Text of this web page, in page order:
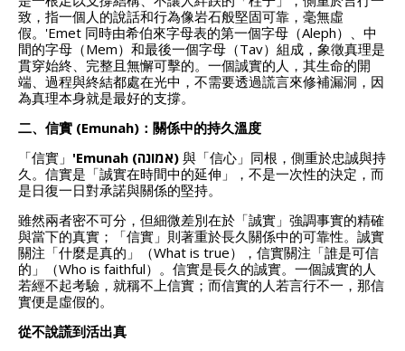
致，指一個人的說話和行為像岩石般堅固可靠，毫無虛
假。'Emet 同時由希伯來字母表的第一個字母（Aleph）、中
間的字母（Mem）和最後一個字母（Tav）組成，象徵真理是
貫穿始終、完整且無懈可擊的。一個誠實的人，其生命的開
端、過程與終結都處在光中，不需要透過謊言來修補漏洞，因
為真理本身就是最好的支撐。
二、信實 (Emunah) ：關係中的持久溫度
「信實」 'Emunah ( אמונה) 與「信心」同根，側重於忠誠與持
久。信實是「誠實在時間中的延伸」，不是一次性的決定，而
是日復一日對承諾與關係的堅持。
雖然兩者密不可分，但細微差別在於「誠實」強調事實的精確
與當下的真實；「信實」則著重於長久關係中的可靠性。誠實
關注「什麼是真的」（What is true），信實關注「誰是可信
的」（Who is faithful）。信實是長久的誠實。一個誠實的人
若經不起考驗，就稱不上信實；而信實的人若言行不一，那信
實便是虛假的。
從不說謊到活出真